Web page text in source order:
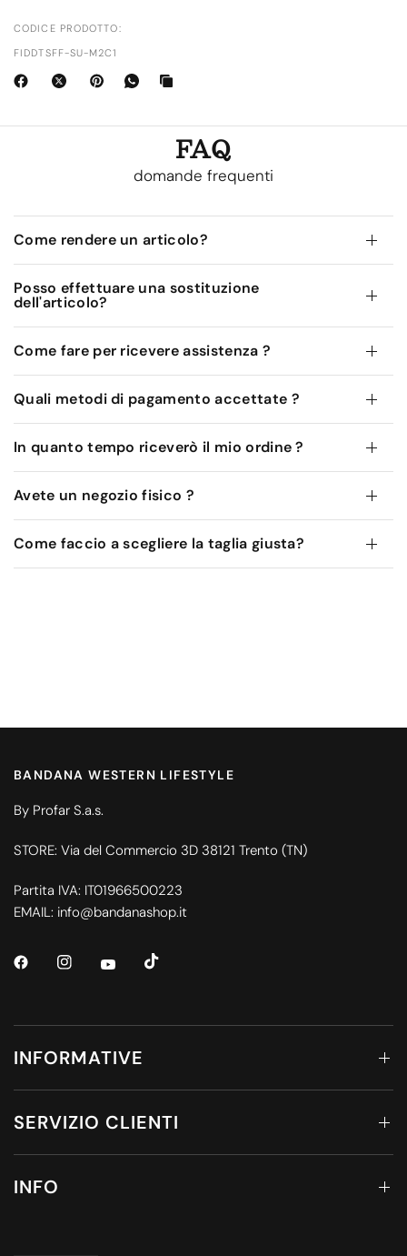
CODICE PRODOTTO:
FIDDTSFF-SU-M2C1
FAQ
domande frequenti
Come rendere un articolo?
Posso effettuare una sostituzione
dell'articolo?
Come fare per ricevere assistenza ?
Quali metodi di pagamento accettate ?
In quanto tempo riceverò il mio ordine ?
Avete un negozio fisico ?
Come faccio a scegliere la taglia giusta?
BANDANA WESTERN LIFESTYLE
By Profar S.a.s.
STORE: Via del Commercio 3D 38121 Trento (TN)
Partita IVA: IT01966500223
EMAIL: info@bandanashop.it
INFORMATIVE
SERVIZIO CLIENTI
INFO